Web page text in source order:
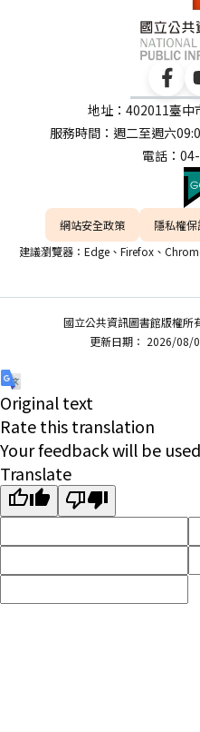
地址：402011臺中
服務時間：週二至週六
電話：
網站安全政策 隱私權
建議瀏覽器：Edge、Firefox、
國立公共資訊圖書館版權所
更新日期： 2026/08/
Original text
Rate this translation
Your feedback will be
Translate